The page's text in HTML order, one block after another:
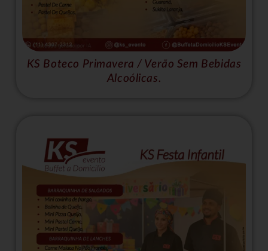
KS Boteco Primavera / Verão Sem Bebidas
Alcoólicas.